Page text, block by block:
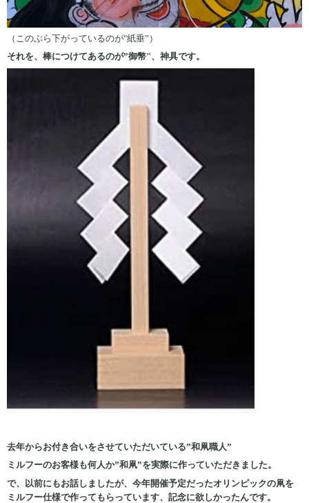
（このぶら下がっているのが"紙垂”）
それを、棒につけてあるのが”御幣"、神具です。
去年からお付き合いをさせていただいている”和凧職人”
ミルフーのお客様も何人か”和凧”を実際に作っていただきました。
で、以前にもお話しましたが、今年開催予定だったオリンピックの凧を
ミルフー仕様で作ってもらっています、記念に欲しかったんです。